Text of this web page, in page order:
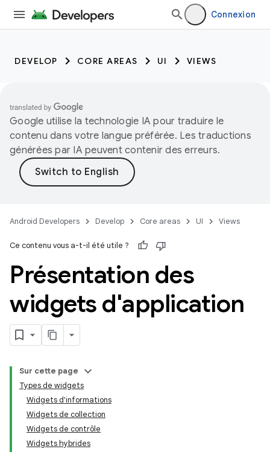
Connexion
DEVELOP CORE AREAS UI VIEWS
Google utilise la technologie IA pour traduire le
contenu dans votre langue préférée. Les traductions
générées par IA peuvent contenir des erreurs.
Android Developers Develop Core areas UI Views
Ce contenu vous a-t-il été utile ?
Présentation des
widgets d'application
Sur cette page
Types de widgets
Widgets d'informations
Widgets de collection
Widgets de contrôle
Widgets hybrides